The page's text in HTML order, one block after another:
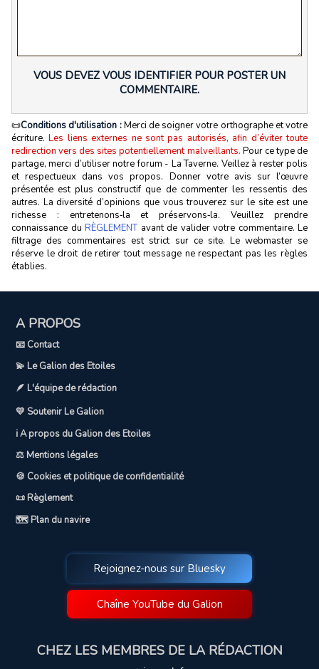
VOUS DEVEZ VOUS IDENTIFIER POUR POSTER UN
COMMENTAIRE.
📜Conditions d'utilisation :Merci de soigner votre orthographe et votre
écriture.Les liens externes ne sont pas autorisés, afin d’éviter toute
redirection vers des sites potentiellement malveillants. Pour ce type de
partage, merci d’utiliser notre forum - La Taverne. Veillez à rester polis
et respectueux dans vos propos. Donner votre avis sur l’œuvre
présentée est plus constructif que de commenter les ressentis des
autres. La diversité d’opinions que vous trouverez sur le site est une
richesse : entretenons‑la et préservons‑la. Veuillez prendre
connaissance du RÈGLEMENTavant de valider votre commentaire. Le
filtrage des commentaires est strict sur ce site. Le webmaster se
réserve le droit de retirer tout message ne respectant pas les règles
établies.
A PROPOS
📧 Contact
💫 Le Galion des Etoiles
🪶 L'équipe de rédaction
💛 Soutenir Le Galion
ℹ️ A propos du Galion des Etoiles
⚖️ Mentions légales
🍪 Cookies et politique de confidentialité
📜 Règlement
🗺️ Plan du navire
Rejoignez-nous sur Bluesky
Chaîne YouTube du Galion
CHEZ LES MEMBRES DE LA RÉDACTION